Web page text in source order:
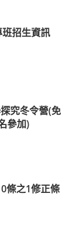
招生資訊
究冬令營(免
參加)
條之1修正條